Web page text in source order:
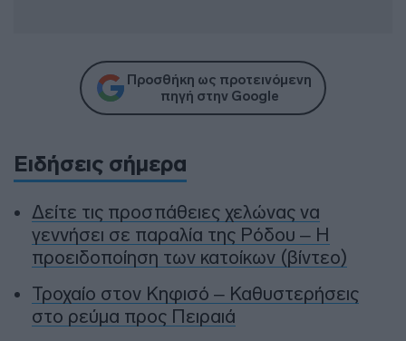
Προσθήκη ως προτεινόμενη
πηγή στην Google
Ειδήσεις σήμερα
Δείτε τις προσπάθειες χελώνας να
γεννήσει σε παραλία της Ρόδου – Η
προειδοποίηση των κατοίκων (βίντεο)
Τροχαίο στον Κηφισό – Καθυστερήσεις
στο ρεύμα προς Πειραιά